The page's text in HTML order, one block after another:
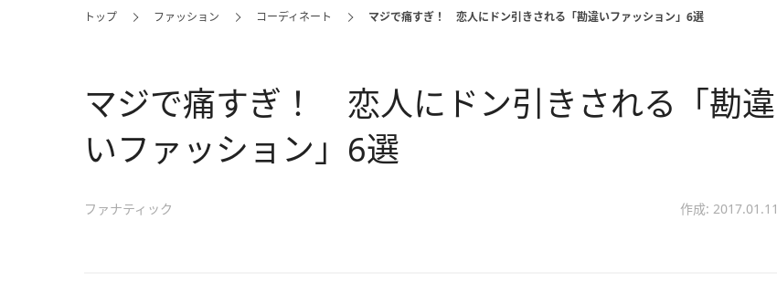
トップ ファッション コーディネート マジで痛すぎ！ 恋人にドン引きされる「勘違いファッション」6選
マジで痛すぎ！ 恋人にドン引きされる「勘違
いファッション」6選
ファナティック 作成: 2017.01.11